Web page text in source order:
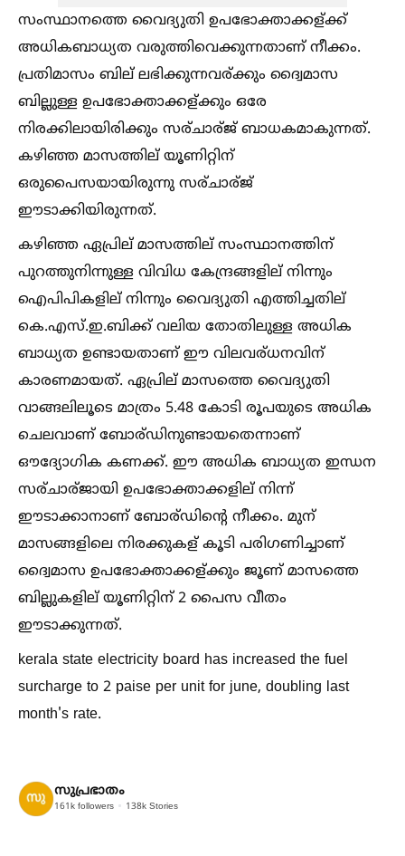
സംസ്ഥാനത്തെ വൈദ്യുതി ഉപഭോക്താക്കള്ക്ക്
അധികബാധ്യത വരുത്തിവെക്കുന്നതാണ് നീക്കം.
പ്രതിമാസം ബില് ലഭിക്കുന്നവര്ക്കും ദ്വൈമാസ
ബില്ലുള്ള ഉപഭോക്താക്കള്ക്കും ഒരേ
നിരക്കിലായിരിക്കും സര്ചാര്ജ് ബാധകമാകുന്നത്.
കഴിഞ്ഞ മാസത്തില് യൂണിറ്റിന്
ഒരുപൈസയായിരുന്നു സര്ചാര്ജ്
ഈടാക്കിയിരുന്നത്.
കഴിഞ്ഞ ഏപ്രില് മാസത്തില് സംസ്ഥാനത്തിന്
പുറത്തുനിന്നുള്ള വിവിധ കേന്ദ്രങ്ങളില് നിന്നും
ഐപിപികളില് നിന്നും വൈദ്യുതി എത്തിച്ചതില്
കെ.എസ്.ഇ.ബിക്ക് വലിയ തോതിലുള്ള അധിക
ബാധ്യത ഉണ്ടായതാണ് ഈ വിലവര്ധനവിന്
കാരണമായത്. ഏപ്രില് മാസത്തെ വൈദ്യുതി
വാങ്ങലിലൂടെ മാത്രം 5.48 കോടി രൂപയുടെ അധിക
ചെലവാണ് ബോര്ഡിനുണ്ടായതെന്നാണ്
ഔദ്യോഗിക കണക്ക്. ഈ അധിക ബാധ്യത ഇന്ധന
സര്ചാര്ജായി ഉപഭോക്താക്കളില് നിന്ന്
ഈടാക്കാനാണ് ബോര്ഡിന്റെ നീക്കം. മുന്
മാസങ്ങളിലെ നിരക്കുകള് കൂടി പരിഗണിച്ചാണ്
ദ്വൈമാസ ഉപഭോക്താക്കള്ക്കും ജൂണ് മാസത്തെ
ബില്ലുകളില് യൂണിറ്റിന് 2 പൈസ വീതം
ഈടാക്കുന്നത്.
kerala state electricity board has increased the fuel
surcharge to 2 paise per unit for june, doubling last
month's rate.
സുപ്രഭാതം
161k followers 138k Stories